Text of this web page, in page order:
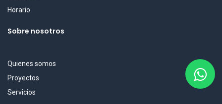
Horario
Sobre nosotros
Quienes somos
Proyectos
Servicios